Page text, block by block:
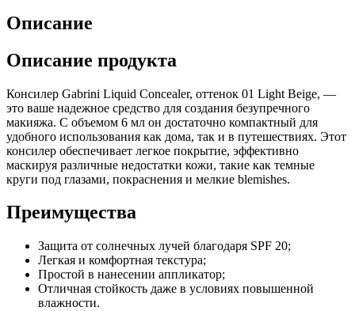
Описание
Описание продукта
Консилер Gabrini Liquid Concealer, оттенок 01 Light Beige, —
это ваше надежное средство для создания безупречного
макияжа. С объемом 6 мл он достаточно компактный для
удобного использования как дома, так и в путешествиях. Этот
консилер обеспечивает легкое покрытие, эффективно
маскируя различные недостатки кожи, такие как темные
круги под глазами, покраснения и мелкие blemishes.
Преимущества
Защита от солнечных лучей благодаря SPF 20;
Легкая и комфортная текстура;
Простой в нанесении аппликатор;
Отличная стойкость даже в условиях повышенной
влажности.